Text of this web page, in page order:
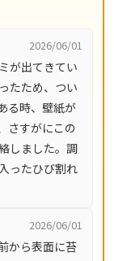
保証が付き、
はすべて無
ら24時間相談
じめ、兵庫
府県に対応し
2026/06/01
が出てきてい
たため、つい
る時、壁紙が
さすがにこの
しました。調
ったひび割れ
2026/06/01
から表面に苔